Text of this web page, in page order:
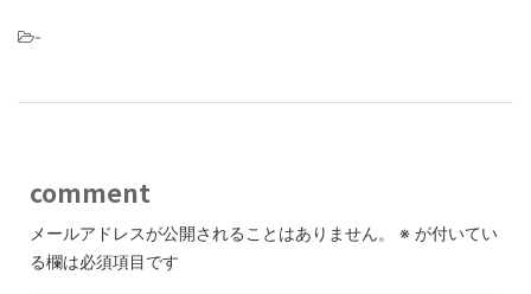
-
comment
メールアドレスが公開されることはありません。 ※ が付いてい
る欄は必須項目です